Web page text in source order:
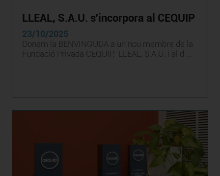
LLEAL, S.A.U. s'incorpora al CEQUIP
23/10/2025
Donem la BENVINGUDA a un nou membre de la
Fundació Privada CEQUIP, LLEAL, S.A.U. i al d ...